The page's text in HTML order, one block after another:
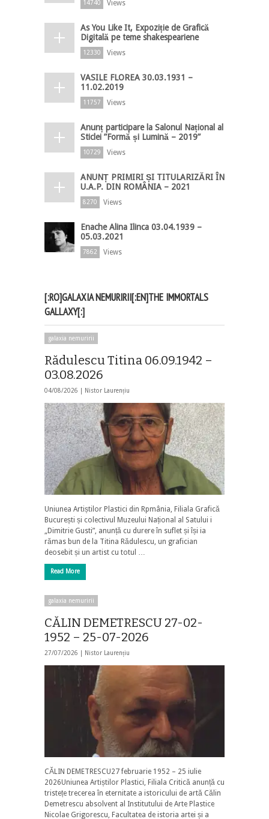
14740 Views
As You Like It, Expoziție de Grafică
Digitală pe teme shakespeariene
12330 Views
VASILE FLOREA 30.03.1931 –
11.02.2019
11757 Views
Anunț participare la Salonul Național al
Sticlei ”Formă și Lumină – 2019”
10729 Views
ANUNȚ PRIMIRI ȘI TITULARIZĂRI ÎN
U.A.P. DIN ROMÂNIA – 2021
8270 Views
Enache Alina Ilinca 03.04.1939 –
05.03.2021
7862 Views
[:RO]GALAXIA NEMURIRII[:EN]THE IMMORTALS
GALLAXY[:]
galaxia nemuririi
Rădulescu Titina 06.09.1942 –
03.08.2026
04/08/2026 | Nistor Laurențiu
Uniunea Artiștilor Plastici din Rpmânia, Filiala Grafică
București și colectivul Muzeului Național al Satului i
„Dimitrie Gusti”, anunță cu durere în suflet și își ia
rămas bun de la Titina Rădulescu, un grafician
deosebit și un artist cu totul …
Read More
galaxia nemuririi
CĂLIN DEMETRESCU 27-02-
1952 – 25-07-2026
27/07/2026 | Nistor Laurențiu
CĂLIN DEMETRESCU27 februarie 1952 – 25 iulie
2026Uniunea Artiștilor Plastici, Filiala Critică anunță cu
tristețe trecerea în eternitate a istoricului de artă Călin
Demetrescu absolvent al Institutului de Arte Plastice
Nicolae Grigorescu, Facultatea de istoria artei și a